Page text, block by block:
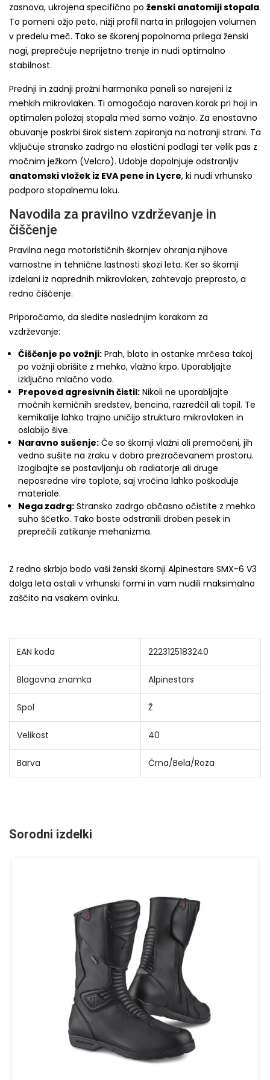
zasnova, ukrojena specifično po ženski anatomiji stopala.
To pomeni ožjo peto, nižji profil narta in prilagojen volumen
v predelu meč. Tako se škorenj popolnoma prilega ženski
nogi, preprečuje neprijetno trenje in nudi optimalno
stabilnost.
Prednji in zadnji prožni harmonika paneli so narejeni iz
mehkih mikrovlaken. Ti omogočajo naraven korak pri hoji in
optimalen položaj stopala med samo vožnjo. Za enostavno
obuvanje poskrbi širok sistem zapiranja na notranji strani. Ta
vključuje stransko zadrgo na elastični podlagi ter velik pas z
močnim ježkom (Velcro). Udobje dopolnjuje odstranljiv
anatomski vložek iz EVA pene in Lycre, ki nudi vrhunsko
podporo stopalnemu loku.
Navodila za pravilno vzdrževanje in
čiščenje
Pravilna nega motorističnih škornjev ohranja njihove
varnostne in tehnične lastnosti skozi leta. Ker so škornji
izdelani iz naprednih mikrovlaken, zahtevajo preprosto, a
redno čiščenje.
Priporočamo, da sledite naslednjim korakom za
vzdrževanje:
Čiščenje po vožnji: Prah, blato in ostanke mrčesa takoj
po vožnji obrišite z mehko, vlažno krpo. Uporabljajte
izključno mlačno vodo.
Prepoved agresivnih čistil: Nikoli ne uporabljajte
močnih kemičnih sredstev, bencina, razredčil ali topil. Te
kemikalije lahko trajno uničijo strukturo mikrovlaken in
oslabijo šive.
Naravno sušenje: Če so škornji vlažni ali premočeni, jih
vedno sušite na zraku v dobro prezračevanem prostoru.
Izogibajte se postavljanju ob radiatorje ali druge
neposredne vire toplote, saj vročina lahko poškoduje
materiale.
Nega zadrg: Stransko zadrgo občasno očistite z mehko
suho ščetko. Tako boste odstranili droben pesek in
preprečili zatikanje mehanizma.
Z redno skrbjo bodo vaši ženski škornji Alpinestars SMX-6 V3
dolga leta ostali v vrhunski formi in vam nudili maksimalno
zaščito na vsakem ovinku.
EAN koda 2223125183240
Blagovna znamka Alpinestars
Spol Ž
Velikost 40
Barva Črna/Bela/Roza
Sorodni izdelki